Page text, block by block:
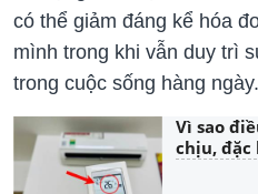
có thể giảm đáng kể hóa
mình trong khi vẫn duy trì
trong cuộc sống hàng ngày.
Vì sao
chịu, đặc